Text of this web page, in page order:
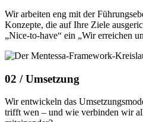
Wir arbeiten eng mit der
Konzepte, die auf Ihre Ziele
„Nice-to-have“ ein „Wir erreichen
02 /Umsetzung
Wir entwickeln das
trifft wen – und wie verbinden wir